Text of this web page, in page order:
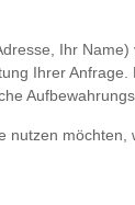
Ihr
Ihrer
möchten,